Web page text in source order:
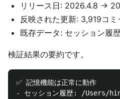
リリース日: 2026.4.8 →
反映された更新: 3,919コミ
既存データ: セッション履
検証結果の要約です。
✅ 記憶機能は正常に動作
- セッション履歴: /Users/